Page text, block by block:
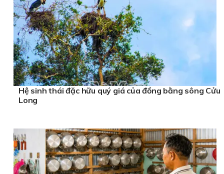
Hệ sinh thái đặc hữu quý giá của đồng bằng sông Cửu
Long